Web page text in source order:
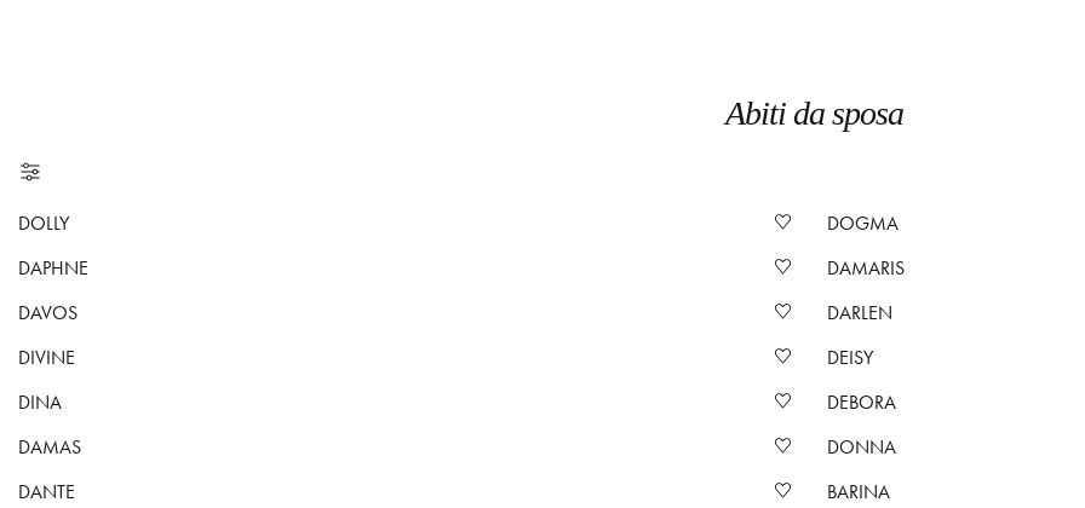
Abiti da sposa
DOLLY
DOGMA
DAPHNE
DAMARIS
DAVOS
DARLEN
DIVINE
DEISY
DINA
DEBORA
DAMAS
DONNA
DANTE
BARINA